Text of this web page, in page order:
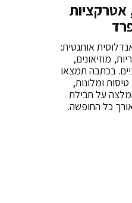
אטרקציות
אותנטית:
מוזיאונים,
בכתבה תמצאו
ומלונות,
על חבילת